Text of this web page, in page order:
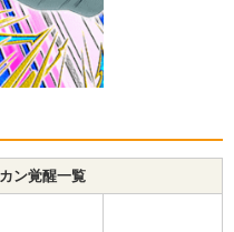
ン覚醒一覧